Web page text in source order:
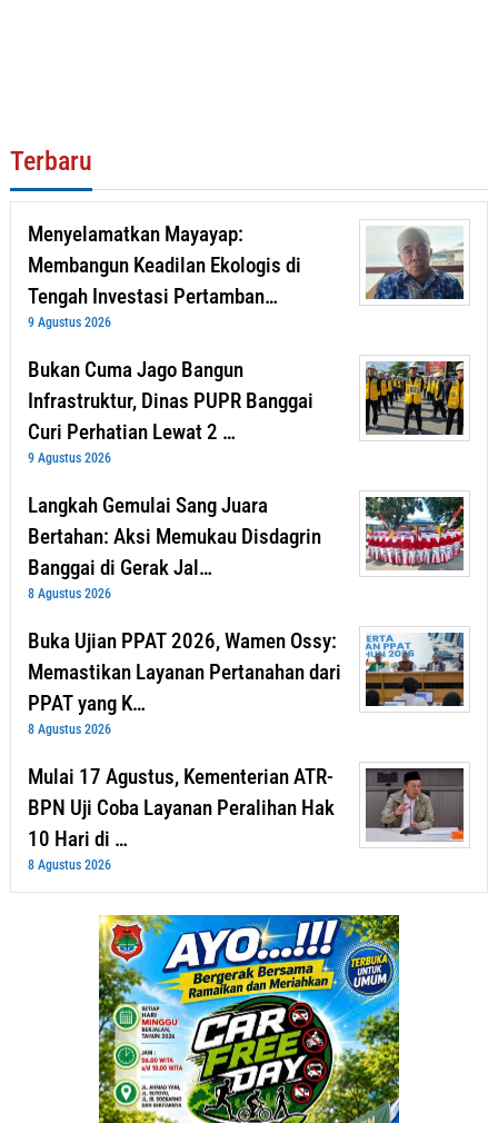
Terbaru
Menyelamatkan Mayayap:
Membangun Keadilan Ekologis di
Tengah Investasi Pertamban…
9 Agustus 2026
Bukan Cuma Jago Bangun
Infrastruktur, Dinas PUPR Banggai
Curi Perhatian Lewat 2 …
9 Agustus 2026
Langkah Gemulai Sang Juara
Bertahan: Aksi Memukau Disdagrin
Banggai di Gerak Jal…
8 Agustus 2026
Buka Ujian PPAT 2026, Wamen Ossy:
Memastikan Layanan Pertanahan dari
PPAT yang K…
8 Agustus 2026
Mulai 17 Agustus, Kementerian ATR-
BPN Uji Coba Layanan Peralihan Hak
10 Hari di …
8 Agustus 2026